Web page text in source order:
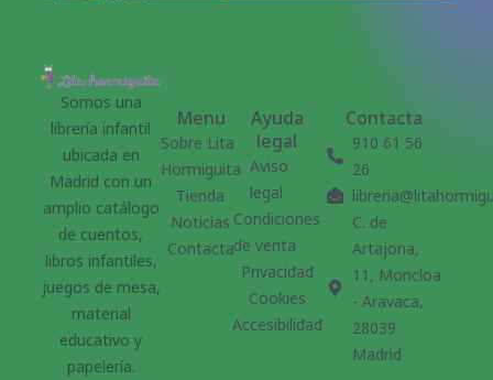
Somos una
librería infantil
ubicada en
Madrid con un
amplio catálogo
de cuentos,
libros infantiles,
juegos de mesa,
material
educativo y
papelería.
Menu
Sobre Lita
Hormiguita
Tienda
Noticias
Contacta
Ayuda
legal
Aviso
legal
Condiciones
de venta
Privacidad
Cookies
Accesibilidad
Contacta
910 61 56
26
C. de
Artajona,
11, Moncloa
- Aravaca,
28039
Madrid